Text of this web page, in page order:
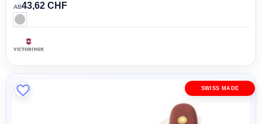
AB43,62 CHF
SWISS MADE